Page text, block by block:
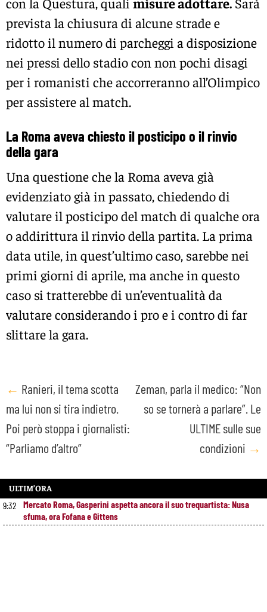
prevista la chiusura di alcune strade e
ridotto il numero di parcheggi a disposizione
nei pressi dello stadio con non pochi disagi
per i romanisti che accorreranno all’Olimpico
per assistere al match.
La Roma aveva chiesto il posticipo o il rinvio
della gara
Una questione che la Roma aveva già
evidenziato già in passato, chiedendo di
valutare il posticipo del match di qualche ora
o addirittura il rinvio della partita. La prima
data utile, in quest’ultimo caso, sarebbe nei
primi giorni di aprile, ma anche in questo
caso si tratterebbe di un’eventualità da
valutare considerando i pro e i contro di far
slittare la gara.
Post
navigation
← Ranieri, il tema scotta
ma lui non si tira indietro.
Poi però stoppa i giornalisti:
“Parliamo d’altro”
Zeman, parla il medico: “Non
so se tornerà a parlare”. Le
ULTIME sulle sue
condizioni →
ULTIM’ORA
9:32
Mercato Roma, Gasperini aspetta ancora il suo trequartista: Nusa
sfuma, ora Fofana e Gittens